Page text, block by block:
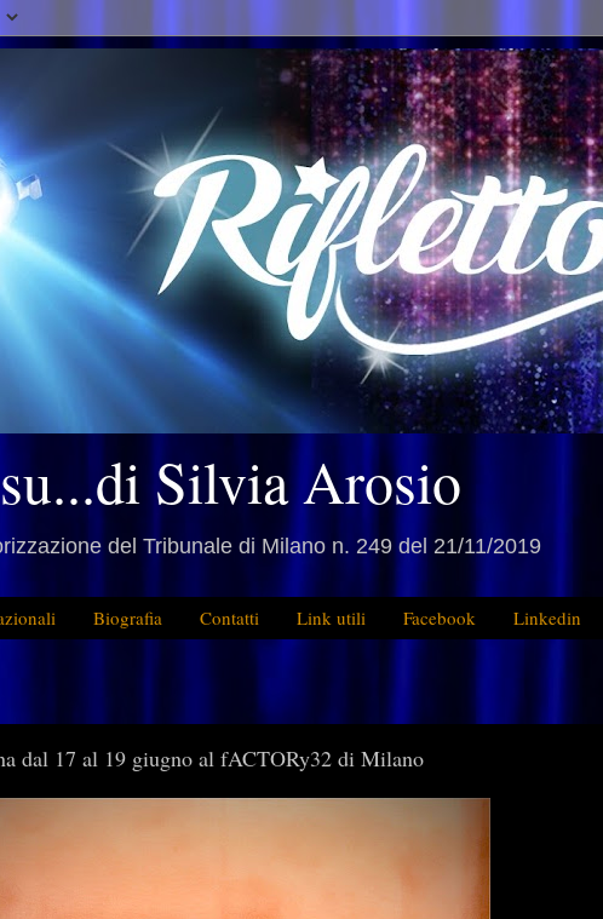
Silvia Arosio
del Tribunale di Milano n. 249 del 21/11/2019
Biografia Contatti Link utili Facebook Linkedin
dal 17 al 19 giugno al fACTORy32 di Milano